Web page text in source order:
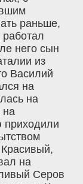
раньше,
него сын
из
Василий
на
на
на
приходили
на
Серов